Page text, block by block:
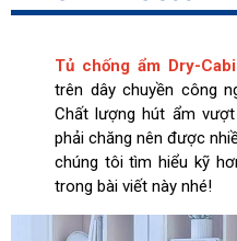
Tủ chống ẩm Dry-
trên dây chuyền công
Chất lượng hút ẩm
phải chăng nên được
chúng tôi tìm hiểu kỹ
trong bài viết này nhé!